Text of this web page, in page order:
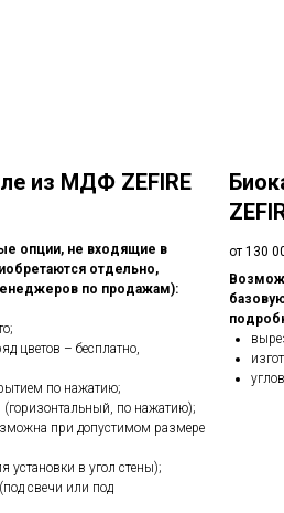
из МДФ ZEFIRE
опции, не входящие в
отдельно,
по продажам):
цветов – бесплатно,
по нажатию;
по нажатию);
при допустимом размере
установки в угол стены);
свечи или под
от 130